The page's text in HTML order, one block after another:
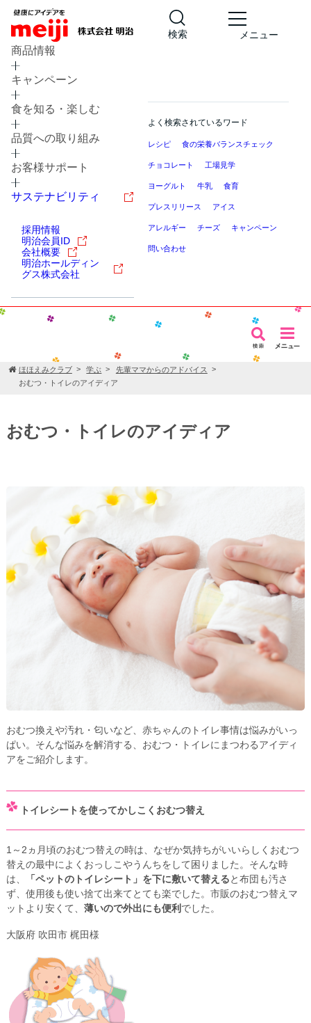
検索 メニュー
商品情報
キャンペーン
食を知る・楽しむ
品質への取り組み
お客様サポート
サステナビリティ
採用情報
明治会員ID
会社概要
明治ホールディン
グス株式会社
よく検索されているワード
レシピ 食の栄養バランスチェック
チョコレート 工場見学
ヨーグルト 牛乳 食育
プレスリリース アイス
アレルギー チーズ キャンペーン
問い合わせ
ほほえみクラブ 学ぶ
先輩ママからのアドバイス
おむつ・トイレのアイディア
おむつ・トイレのアイディア
おむつ換えや汚れ・匂いなど、赤ちゃんのトイレ事情は悩みがいっ
ぱい。そんな悩みを解消する、おむつ・トイレにまつわるアイディ
アをご紹介します。
トイレシートを使ってかしこくおむつ替え
1～2ヵ月頃のおむつ替えの時は、なぜか気持ちがいいらしくおむつ
替えの最中によくおっしこやうんちをして困りました。そんな時
は、
「ペットのトイレシート」を下に敷いて替えると布団も汚さ
ず、使用後も使い捨て出来てとても楽でした。市販のおむつ替えマ
ットより安くて、 薄いので外出にも便利 でした。
大阪府 吹田市 梶田様